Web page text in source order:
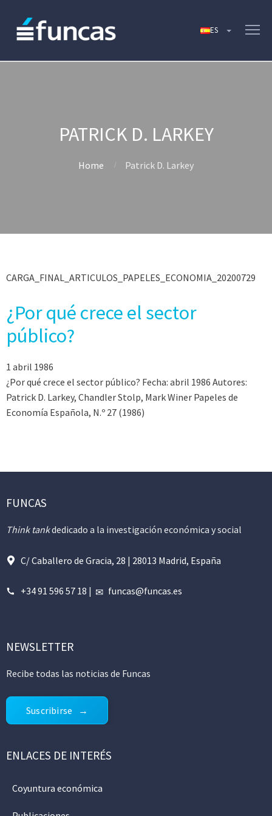
PATRICK D. LARKEY
Home Patrick D. Larkey
CARGA_FINAL_ARTICULOS_PAPELES_ECONOMIA_20200729
¿Por qué crece el sector
público?
1 abril 1986
¿Por qué crece el sector público? Fecha: abril 1986 Autores:
Patrick D. Larkey, Chandler Stolp, Mark Winer Papeles de
Economía Española, N.º 27 (1986)
FUNCAS
Think tankdedicado a la investigación económica y social
C/ Caballero de Gracia, 28 | 28013 Madrid, España
+34 91 596 57 18 | funcas@funcas.es
NEWSLETTER
Recibe todas las noticias de Funcas
Suscribirse
ENLACES DE INTERÉS
Coyuntura económica